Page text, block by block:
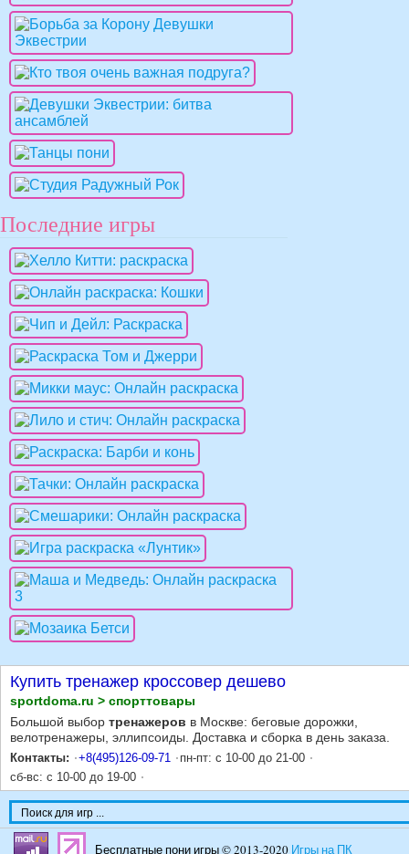
Последние игры
Купить тренажер кроссовер дешево
sportdoma.ru > спорттовары
Большой выбор тренажеров в Москве: беговые дорожки,
велотренажеры, эллипсоиды. Доставка и сборка в день заказа.
Контакты: +8(495)126-09-71
пн-пт: с 10-00 до 21-00
сб-вс: с 10-00 до 19-00
Бесплатные пони игры © 2013-2020 Игры на ПК